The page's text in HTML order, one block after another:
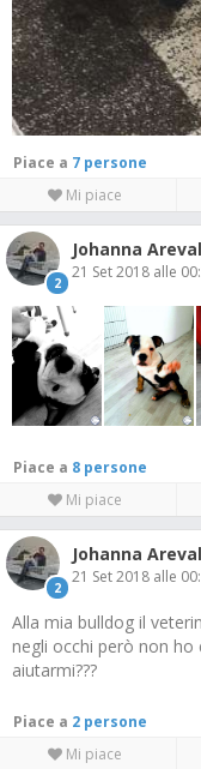
Piace a
7 persone
Mi piace
2
Johanna
21 Set 2018 alle
Piace a
8 persone
Mi piace
2
Johanna
21 Set 2018 alle
Alla mia bulldog il
negli occhi però non ho
aiutarmi???
Piace a
2 persone
Mi piace